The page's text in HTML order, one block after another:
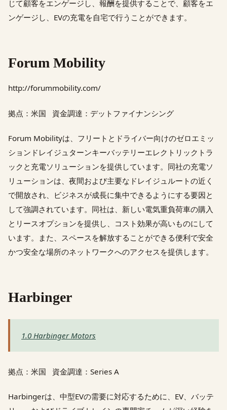
じて顧客をエンゲージし、報酬を提供することで、顧客をエ
ンゲージし、EVの充電を自宅で行うことができます。
Forum Mobility
http://forummobility.com/
拠点：米国 資金調達：デットファイナンシング
Forum Mobilityは、フリートとドライバー向けのゼロエミッ
ションドレイジュターンキーバッテリーエレクトリックトラ
ックと充電ソリューションを提供しています。同社の充電ソ
リューションは、夜間および主要なドレイジュルートの近く
で開放され、ビジネスが成長に集中できるようにする要因と
して強調されています。同社は、新しい電気重負荷車の購入
とリースオプションを提供し、コスト効果が高いものにして
います。また、スペースを解放することができる便利で安全
かつ安全な場所のネットワークへのアクセスを提供します。
Harbinger
1.0 Harbinger Motors
拠点：米国 資金調達：Series A
Harbingerは、中型EVの需要に対応するために、EV、バッテ